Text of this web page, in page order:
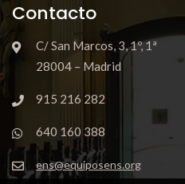
Contacto
C/ San Marcos, 3, 1º, 1ª
28004 – Madrid
915 216 282
640 160 388
ens@equiposens.org